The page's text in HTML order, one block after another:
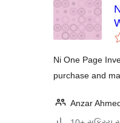
Ni One Page
purchase and
Anzar